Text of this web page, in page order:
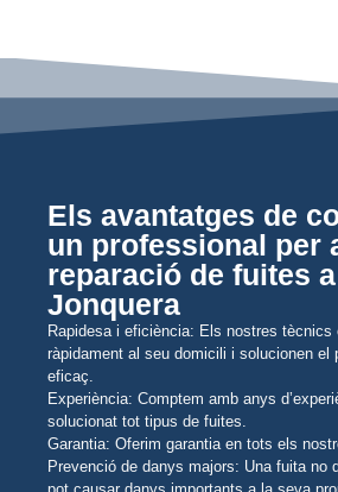
Els avantatges de
un professional per
reparació de fuites
Jonquera
Rapidesa i eficiència: Els nostres tècnics
ràpidament al seu domicili i solucionen el
eficaç.
Experiència: Comptem amb anys
solucionat tot tipus de fuites.
Garantia: Oferim garantia en tots els
Prevenció de danys majors: Una fuita no